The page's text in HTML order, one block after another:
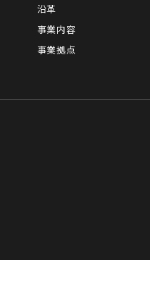
沿革
事業内容
事業拠点